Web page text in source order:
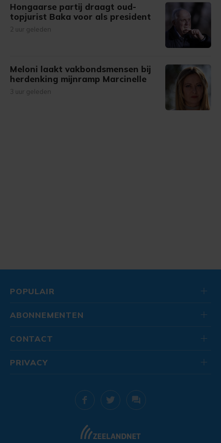
Hongaarse partij draagt oud-
topjurist Baka voor als president
2 uur geleden
Meloni laakt vakbondsmensen bij
herdenking mijnramp Marcinelle
3 uur geleden
POPULAIR
ABONNEMENTEN
CONTACT
PRIVACY